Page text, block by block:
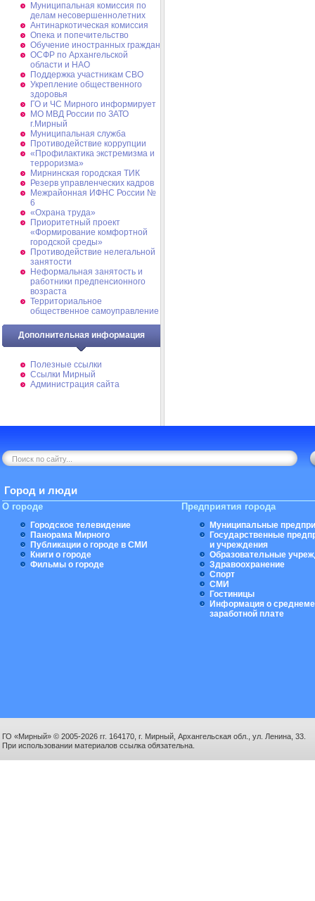
Муниципальная комиссия по
делам несовершеннолетних
Антинаркотическая комиссия
Опека и попечительство
Обучение иностранных граждан
ОСФР по Архангельской
области и НАО
Поддержка участникам СВО
Укрепление общественного
здоровья
ГО и ЧС Мирного информирует
МО МВД России по ЗАТО
г.Мирный
Муниципальная cлужба
Противодействие коррупции
«Профилактика экстремизма и
терроризма»
Мирнинская городская ТИК
Резерв управленческих кадров
Межрайонная ИФНС России №
6
«Охрана труда»
Приоритетный проект
«Формирование комфортной
городской среды»
Противодействие нелегальной
занятости
Неформальная занятость и
работники предпенсионного
возраста
Территориальное
общественное самоуправление
Дополнительная информация
Полезные ссылки
Ссылки Мирный
Администрация сайта
Город и люди
О городе
Городское телевидение
Панорама Мирного
Публикации о городе в СМИ
Книги о городе
Фильмы о городе
Предприятия города
Муниципальные
Государственные
и учреждения
Образовательные
Здравоохранение
Спорт
СМИ
Гостиницы
Информация о
заработной плате
ГО «Мирный» © 2005-2026 гг. 164170, г. Мирный, Архангельская обл., ул. Ленина, 33.
При использовании материалов ссылка обязательна.